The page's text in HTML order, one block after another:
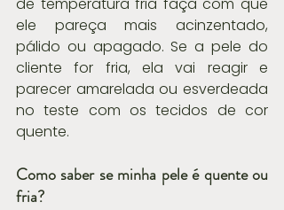
de temperatura fria faça com que
ele pareça mais acinzentado,
pálido ou apagado. Se a pele do
cliente for fria, ela vai reagir e
parecer amarelada ou esverdeada
no teste com os tecidos de cor
quente.
Como saber se minha pele é quente ou
fria?